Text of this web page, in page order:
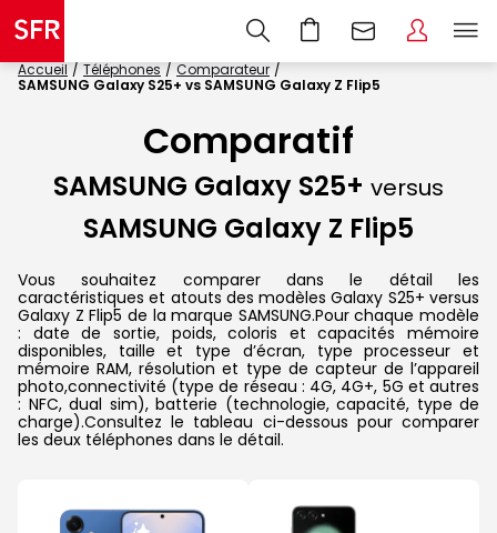
Accueil Téléphones
Comparateur
SAMSUNG Galaxy S25+ vs SAMSUNG Galaxy Z Flip5
Comparatif
SAMSUNG Galaxy S25+ versus
SAMSUNG Galaxy Z Flip5
Vous souhaitez comparer dans le détail les
caractéristiques et atouts des modèles Galaxy S25+ versus
Galaxy Z Flip5 de la marque SAMSUNG.Pour chaque modèle
: date de sortie, poids, coloris et capacités mémoire
disponibles, taille et type d’écran, type processeur et
mémoire RAM, résolution et type de capteur de l’appareil
photo,connectivité (type de réseau : 4G, 4G+, 5G et autres
: NFC, dual sim), batterie (technologie, capacité, type de
charge).Consultez le tableau ci-dessous pour comparer
les deux téléphones dans le détail.